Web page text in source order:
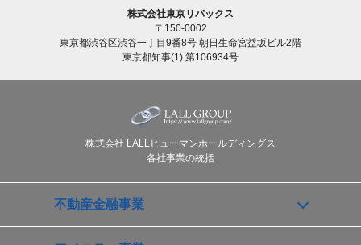
株式会社東京リバックス
〒150-0002
東京都渋谷区渋谷一丁目9番8号 朝日生命宮益坂ビル2階
東京都知事(1) 第106934号
株式会社 LALLヒューマンホールディングス
各社事業の統括
不動産金融事業